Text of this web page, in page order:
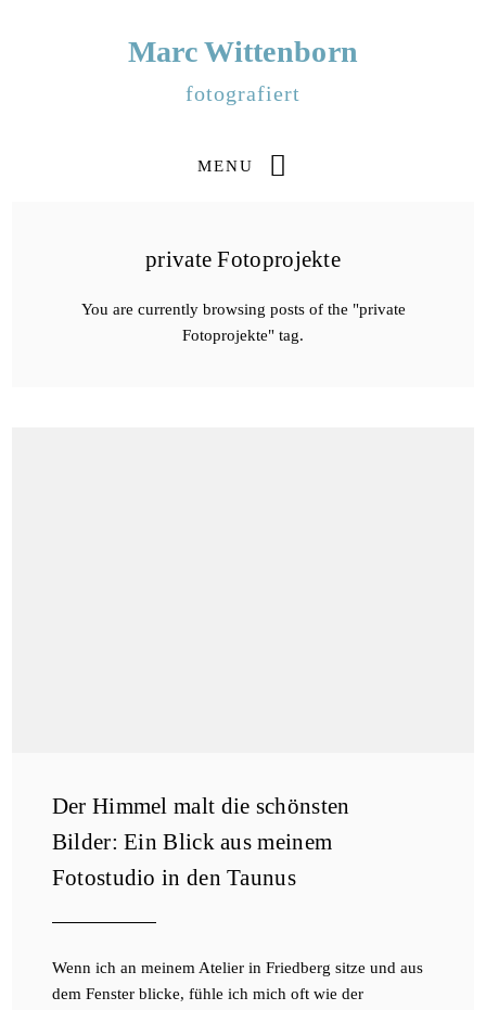
Marc Wittenborn
fotografiert
MENU
private Fotoprojekte
You are currently browsing posts of the "private
Fotoprojekte" tag.
Der Himmel malt die schönsten
Bilder: Ein Blick aus meinem
Fotostudio in den Taunus
Wenn ich an meinem Atelier in Friedberg sitze und aus
dem Fenster blicke, fühle ich mich oft wie der